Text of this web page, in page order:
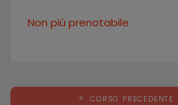
Non più prenotabile
CORSO PRECEDENTE